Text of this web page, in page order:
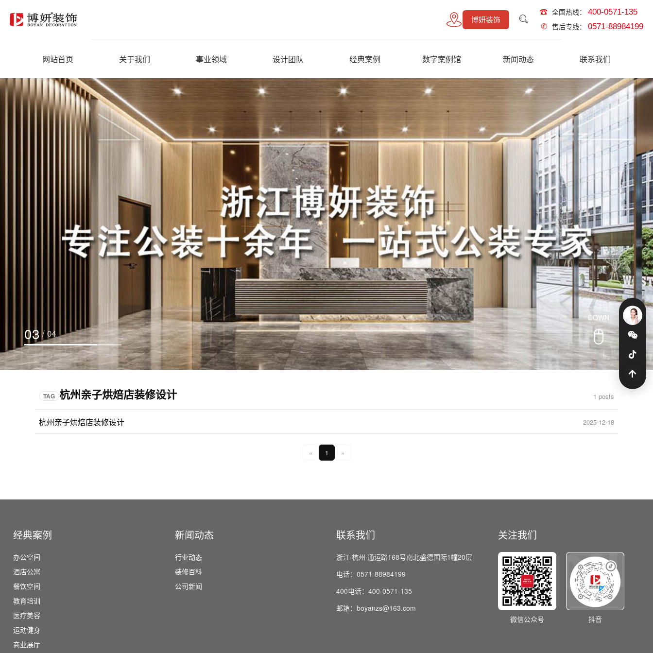
博妍装饰
☎ 全国热线： 400-0571-135
✆ 售后专线： 0571-88984199
网站首页 关于我们 事业领域 设计团队 经典案例 数字案例馆 新闻动态 联系我们
03 / 04
DOWN
TAG 杭州亲子烘焙店装修设计 1 posts
杭州亲子烘焙店装修设计 2025-12-18
« 1 »
经典案例
办公空间
酒店公寓
餐饮空间
教育培训
医疗美容
运动健身
商业展厅
新闻动态
行业动态
装修百科
公司新闻
联系我们
浙江·杭州·通运路168号南北盛德国际1幢20层
电话：0571-88984199
400电话：400-0571-135
邮箱：boyanzs@163.com
关注我们
微信公众号 抖音